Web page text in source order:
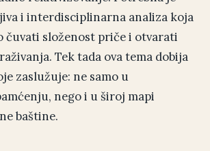
i interdisciplinarna analiza koja
čuvati složenost priče i otvarati
Tek tada ova tema dobija
zaslužuje: ne samo u
nego i u široj mapi
baštine.